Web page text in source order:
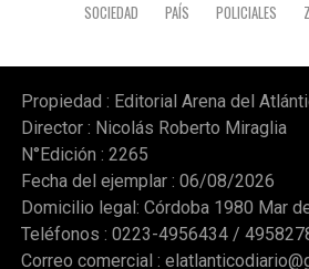
SOCIEDAD
PAÍS POLICIALES
Propiedad : Editorial Arena del
Director : Nicolás Roberto Miraglia
N°Edición : 2265
Fecha del ejemplar : 06/08/2026
Domicilio legal: Córdoba 1980 Mar
Teléfonos : 0223-4956434 /
Correo comercial :